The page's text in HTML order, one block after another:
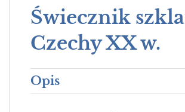
Świecznik
Czechy XX w.
Opis